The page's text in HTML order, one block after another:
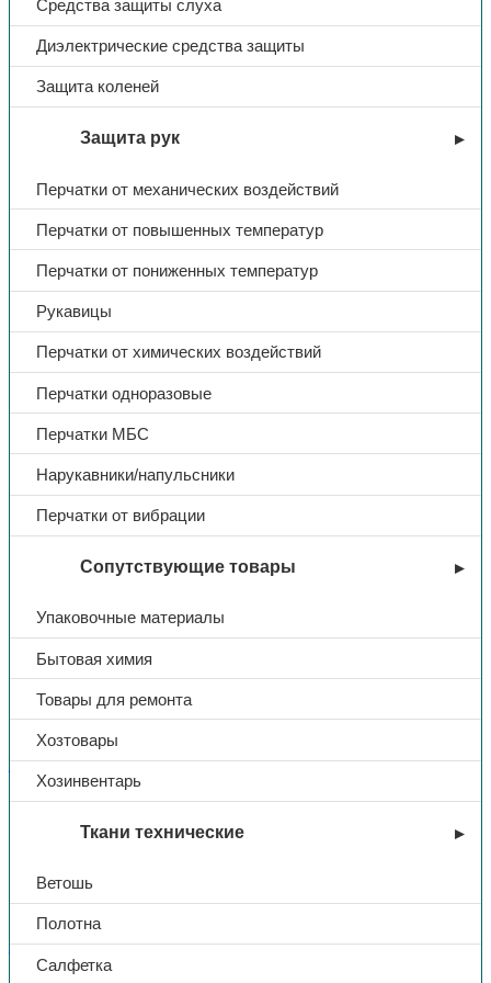
Средства защиты слуха
Диэлектрические средства защиты
Защита коленей
Защита рук
Перчатки от механических воздействий
Перчатки от повышенных температур
Перчатки от пониженных температур
Рукавицы
Перчатки от химических воздействий
Перчатки одноразовые
Перчатки МБС
Нарукавники/напульсники
Перчатки от вибрации
Сопутствующие товары
Упаковочные материалы
Бытовая химия
Товары для ремонта
Хозтовары
Хозинвентарь
Ткани технические
Ветошь
Полотна
Салфетка
Влагозащитная спецодежда
Костюм влагозащитный,
ПВХ, (зеленый)
В избранное